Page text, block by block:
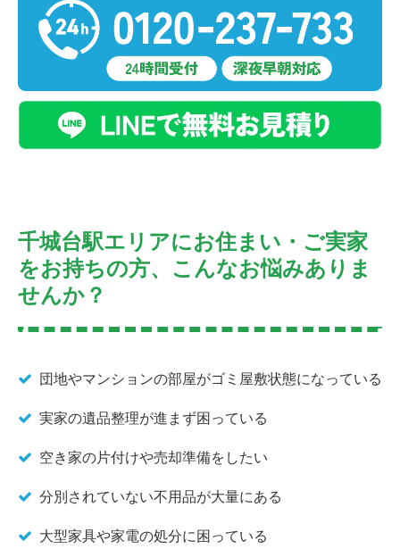
千城台駅エリアにお住まい・ご実家
をお持ちの方、こんなお悩みありま
せんか？
団地やマンションの部屋がゴミ屋敷状態になっている
実家の遺品整理が進まず困っている
空き家の片付けや売却準備をしたい
分別されていない不用品が大量にある
大型家具や家電の処分に困っている